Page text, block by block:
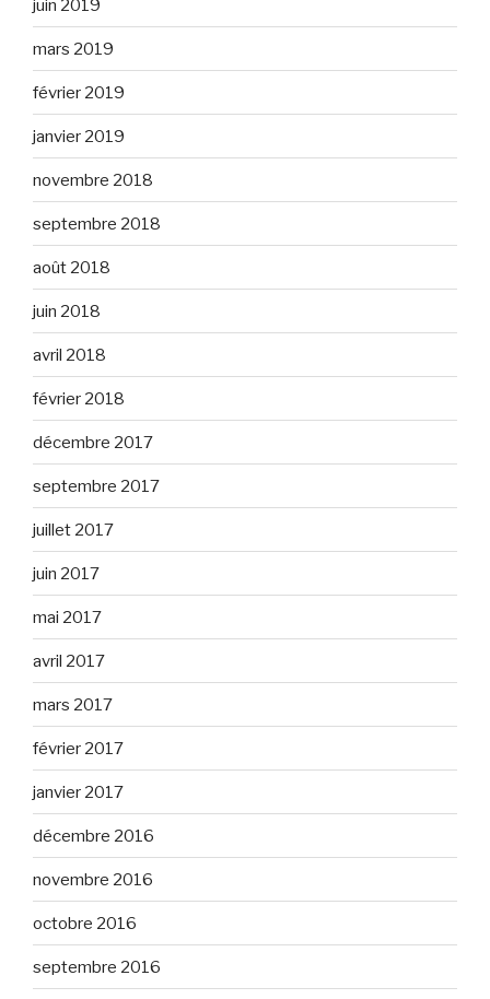
juin 2019
mars 2019
février 2019
janvier 2019
novembre 2018
septembre 2018
août 2018
juin 2018
avril 2018
février 2018
décembre 2017
septembre 2017
juillet 2017
juin 2017
mai 2017
avril 2017
mars 2017
février 2017
janvier 2017
décembre 2016
novembre 2016
octobre 2016
septembre 2016